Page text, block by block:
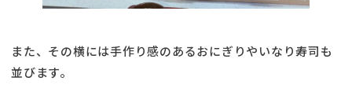
また、その横には手作り感のあるおにぎりやいなり寿司も
並びます。